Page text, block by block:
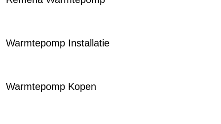
Warmtepomp Installatie
Warmtepomp Kopen